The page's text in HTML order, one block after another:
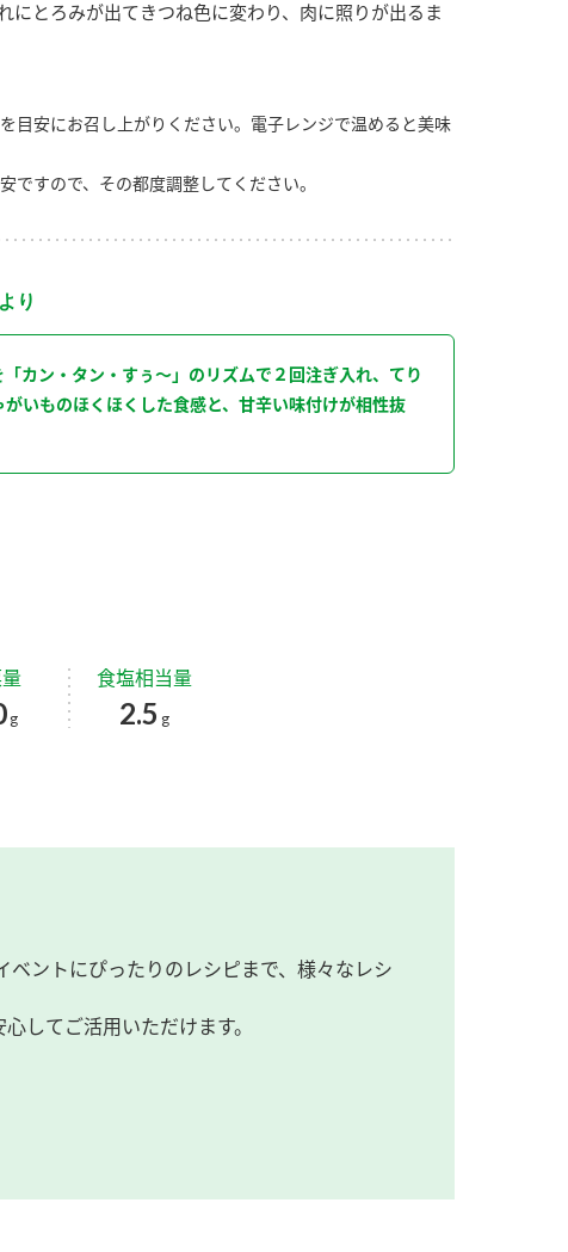
にとろみが出てきつね色に変わり、肉に照りが出るま
目安にお召し上がりください。電子レンジで温めると美味
ですので、その都度調整してください。
り
カン・タン・すぅ～」のリズムで２回注ぎ入れ、てり
いものほくほくした食感と、甘辛い味付けが相性抜
g
食塩相当量
2.5 g
ントにぴったりのレシピまで、様々なレシ
してご活用いただけます。